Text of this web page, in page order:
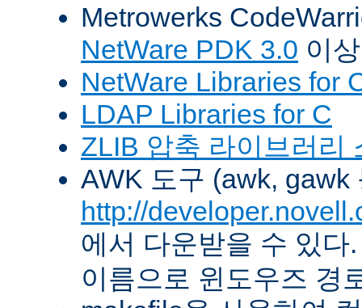
Metrowerks
NetWare PDK 3.0 이
NetWare Libraries for
LDAP Libraries for C
ZLIB 압축 라이브러리
AWK 도구 (awk, gawk
http://
에서 다운받을 수 있
이름으로 윈도우즈 경